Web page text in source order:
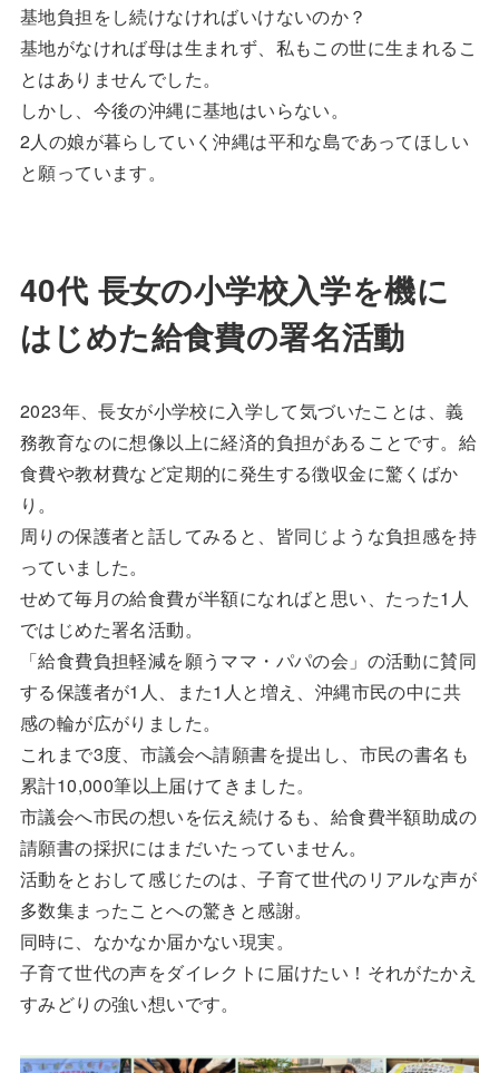
基地負担をし続けなければいけないのか？
基地がなければ母は生まれず、私もこの世に生まれるこ
とはありませんでした。
しかし、今後の沖縄に基地はいらない。
2人の娘が暮らしていく沖縄は平和な島であってほしい
と願っています。
40代 長女の小学校入学を機に
はじめた給食費の署名活動
2023年、長女が小学校に入学して気づいたことは、義
務教育なのに想像以上に経済的負担があることです。給
食費や教材費など定期的に発生する徴収金に驚くばか
り。
周りの保護者と話してみると、皆同じような負担感を持
っていました。
せめて毎月の給食費が半額になればと思い、たった1人
ではじめた署名活動。
「給食費負担軽減を願うママ・パパの会」の活動に賛同
する保護者が1人、また1人と増え、沖縄市民の中に共
感の輪が広がりました。
これまで3度、市議会へ請願書を提出し、市民の書名も
累計10,000筆以上届けてきました。
市議会へ市民の想いを伝え続けるも、給食費半額助成の
請願書の採択にはまだいたっていません。
活動をとおして感じたのは、子育て世代のリアルな声が
多数集まったことへの驚きと感謝。
同時に、なかなか届かない現実。
子育て世代の声をダイレクトに届けたい！それがたかえ
すみどりの強い想いです。